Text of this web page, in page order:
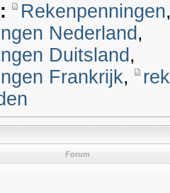
Rekenpenningen
Nederland ,
Duitsland ,
Frankrijk,
Forum